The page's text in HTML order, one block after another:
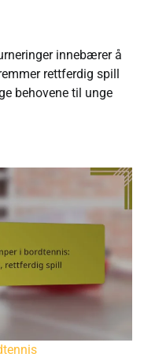
innebærer å
rettferdig spill
behovene til unge